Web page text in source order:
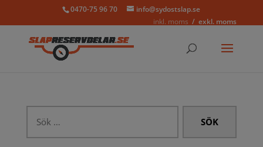
0470-75 96 70
info@sydostslap.se
inkl. moms
exkl. moms
efter: